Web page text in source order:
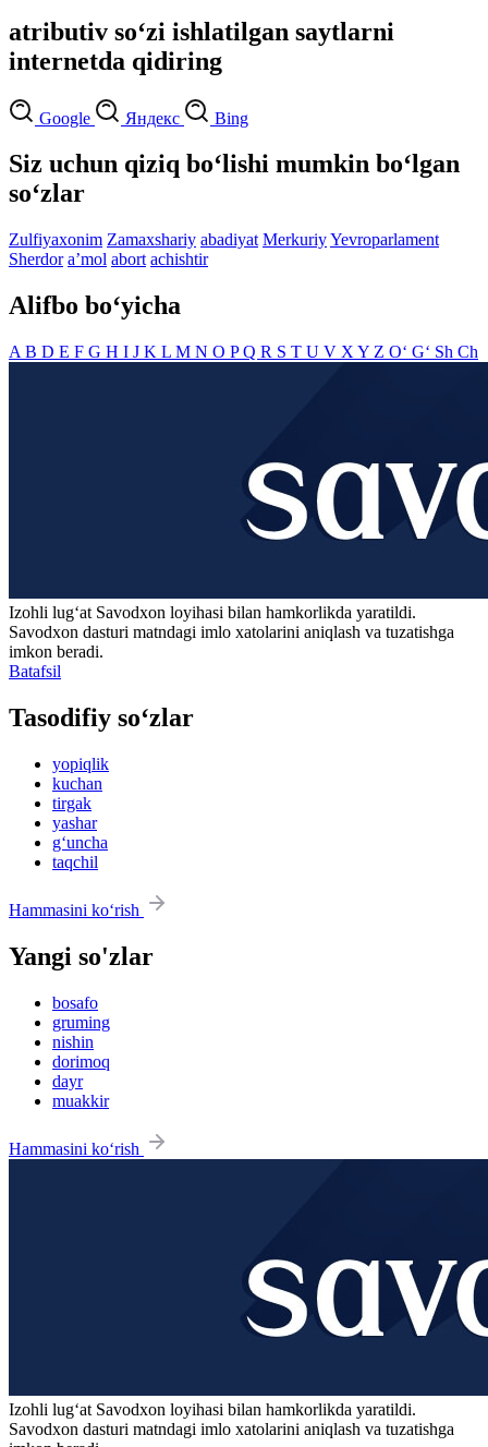
atributiv so‘zi ishlatilgan saytlarni
internetda qidiring
Google Яндекс Bing
Siz uchun qiziq bo‘lishi mumkin bo‘lgan
so‘zlar
Zulfiyaxonim Zamaxshariy abadiyat MerkuriyYevroparlament
Sherdor aʼmol abort achishtir
Alifbo bo‘yicha
A B D E F G H I J K L M N O PQ R S T U V X Y Z O‘ G‘ Sh Ch
Izohli lugʻat Savodxon loyihasi bilan hamkorlikda yaratildi.
Savodxon dasturi matndagi imlo xatolarini aniqlash va tuzatishga
imkon beradi.
Batafsil
Tasodifiy so‘zlar
yopiqlik
kuchan
tirgak
yashar
g‘uncha
taqchil
Hammasini ko‘rish
Yangi so'zlar
bosafo
gruming
nishin
dorimoq
dayr
muakkir
Hammasini ko‘rish
Izohli lugʻat Savodxon loyihasi bilan hamkorlikda yaratildi.
Savodxon dasturi matndagi imlo xatolarini aniqlash va tuzatishga